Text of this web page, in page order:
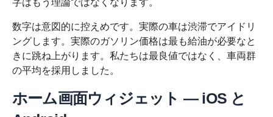
数字は意図的に控えめです。実際の車は渋滞でアイドリ
ングします。実際のガソリン価格は最も給油が必要なと
きに跳ね上がります。私たちは最良値ではなく、車両群
の平均を採用しました。
ホーム画面ウィジェット — iOS と